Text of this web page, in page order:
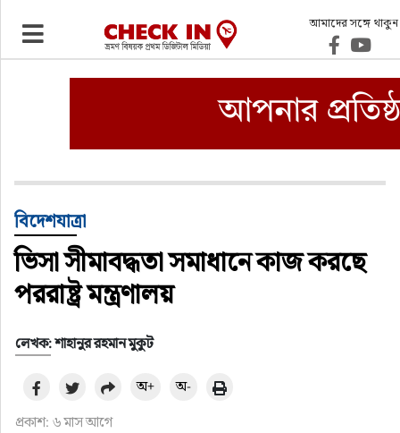
আমাদের সঙ্গে থাকুন
ভ্রমণ
ওটিএ
হোটেল-মোটেল-রিসোর্ট
বিদেশযাত্রা
প্রবাস
ফুড
বিদেশযাত্রা
ভিসা সীমাবদ্ধতা সমাধানে কাজ করছে
পররাষ্ট্র মন্ত্রণালয়
লেখক: শাহানুর রহমান মুকুট
প্রকাশ: ৬ মাস আগে
অ+ অ-